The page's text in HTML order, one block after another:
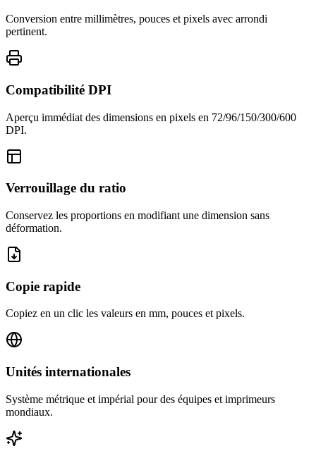
Conversion entre millimètres, pouces et pixels avec arrondi
pertinent.
Compatibilité DPI
Aperçu immédiat des dimensions en pixels en 72/96/150/300/600
DPI.
Verrouillage du ratio
Conservez les proportions en modifiant une dimension sans
déformation.
Copie rapide
Copiez en un clic les valeurs en mm, pouces et pixels.
Unités internationales
Système métrique et impérial pour des équipes et imprimeurs
mondiaux.